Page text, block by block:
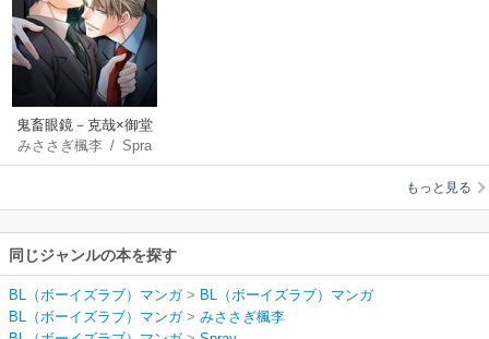
鬼畜眼鏡－克哉×御堂
編－
みささぎ楓李 /Spra
y
もっと見る
同じジャンルの本を探す
BL（ボーイズラブ）マンガ> BL（ボーイズラブ）マンガ
BL（ボーイズラブ）マンガ> みささぎ楓李